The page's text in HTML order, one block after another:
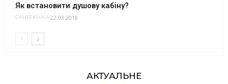
Як встановити душову кабіну?
САНТЕХНІКА 22.03.2018
АКТУАЛЬНЕ